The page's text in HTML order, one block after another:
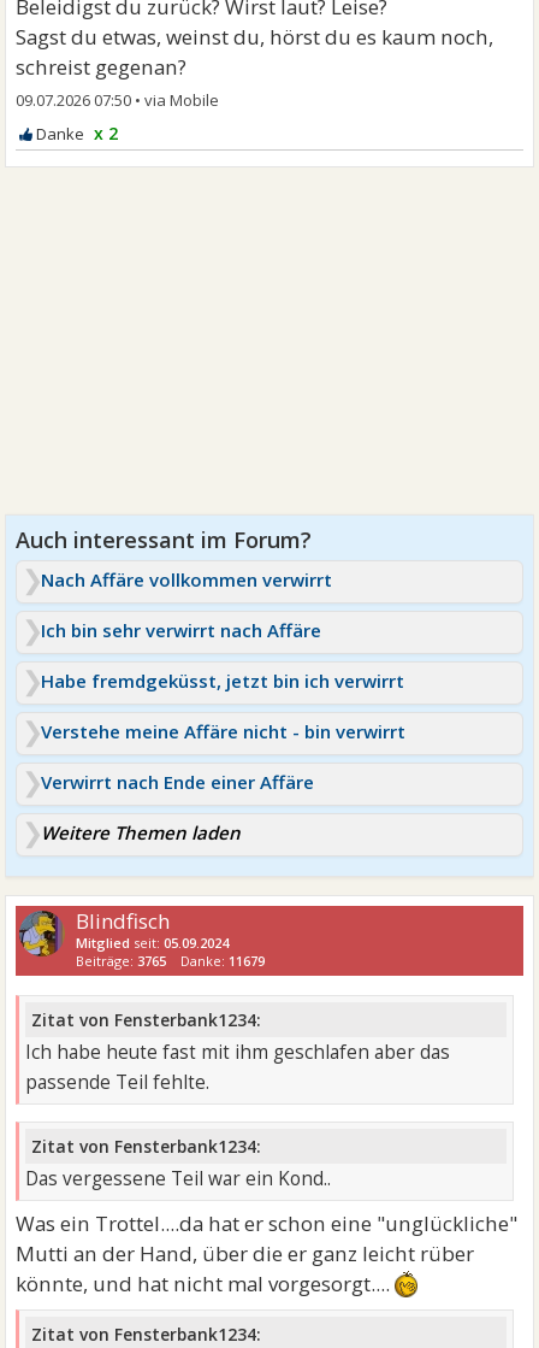
Beleidigst du zurück? Wirst laut? Leise?
Sagst du etwas, weinst du, hörst du es kaum noch,
schreist gegenan?
09.07.2026 07:50 •
x 2
Nach Affäre vollkommen verwirrt
Ich bin sehr verwirrt nach Affäre
Habe fremdgeküsst, jetzt bin ich verwirrt
Verstehe meine Affäre nicht - bin verwirrt
Verwirrt nach Ende einer Affäre
Weitere Themen laden
Blindfisch
Mitglied seit:05.09.2024
Beiträge: 3765 Danke: 11679
Zitat von Fensterbank1234:
Ich habe heute fast mit ihm geschlafen aber das
passende Teil fehlte.
Zitat von Fensterbank1234:
Das vergessene Teil war ein Kond..
Was ein Trottel....da hat er schon eine "unglückliche"
Mutti an der Hand, über die er ganz leicht rüber
könnte, und hat nicht mal vorgesorgt....
Zitat von Fensterbank1234: